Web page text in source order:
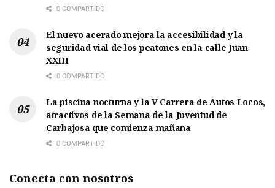
0 COMPARTIDO
El nuevo acerado mejora la accesibilidad y la
seguridad vial de los peatones en la calle Juan
XXIII
0 COMPARTIDO
La piscina nocturna y la V Carrera de Autos Locos,
atractivos de la Semana de la Juventud de
Carbajosa que comienza mañana
0 COMPARTIDO
Conecta con nosotros